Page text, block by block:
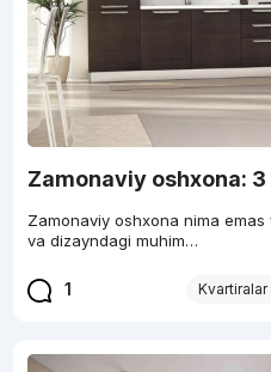
Zamonaviy oshxona:
Zamonaviy oshxona nima
va dizayndagi muhim…
1